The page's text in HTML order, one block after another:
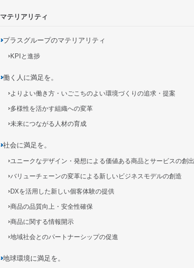
マテリアリティ
プラスグループのマテリアリティ
KPIと進捗
働く人に満足を。
よりよい働き方・いごこちのよい環境づくりの追求・提案
多様性を活かす組織への変革
未来につながる人材の育成
社会に満足を。
ユニークなデザイン・発想による価値ある商品とサービスの創出
バリューチェーンの変革による新しいビジネスモデルの創造
DXを活用した新しい個客体験の提供
商品の品質向上・安全性確保
商品に関する情報開示
地域社会とのパートナーシップの促進
地球環境に満足を。